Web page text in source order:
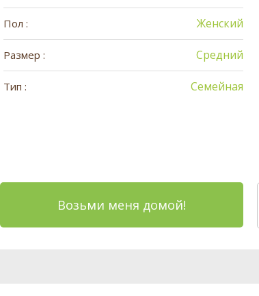
Пол : Женский
Размер : Средний
Тип : Семейная
Возьми меня домой!